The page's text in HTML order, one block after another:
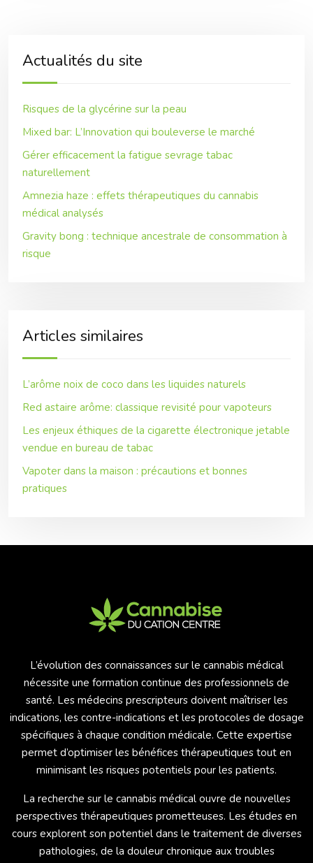
Actualités du site
Risques de la glycérine sur la peau
Mixed bar: L’Innovation qui bouleverse le marché
Gérer efficacement la fatigue sevrage tabac
naturellement
Amnezia haze : effets thérapeutiques du cannabis
médical analysés
Gravity bong : technique ancestrale de consommation à
risque
Articles similaires
L’arôme noix de coco dans les liquides naturels
Red astaire arôme: classique revisité pour vapoteurs
Les enjeux éthiques de la cigarette électronique jetable
vendue en bureau de tabac
Vapoter dans la maison : précautions et bonnes
pratiques
L’évolution des connaissances sur le cannabis médical
nécessite une formation continue des professionnels de
santé. Les médecins prescripteurs doivent maîtriser les
indications, les contre-indications et les protocoles de dosage
spécifiques à chaque condition médicale. Cette expertise
permet d’optimiser les bénéfices thérapeutiques tout en
minimisant les risques potentiels pour les patients.
La recherche sur le cannabis médical ouvre de nouvelles
perspectives thérapeutiques prometteuses. Les études en
cours explorent son potentiel dans le traitement de diverses
pathologies, de la douleur chronique aux troubles